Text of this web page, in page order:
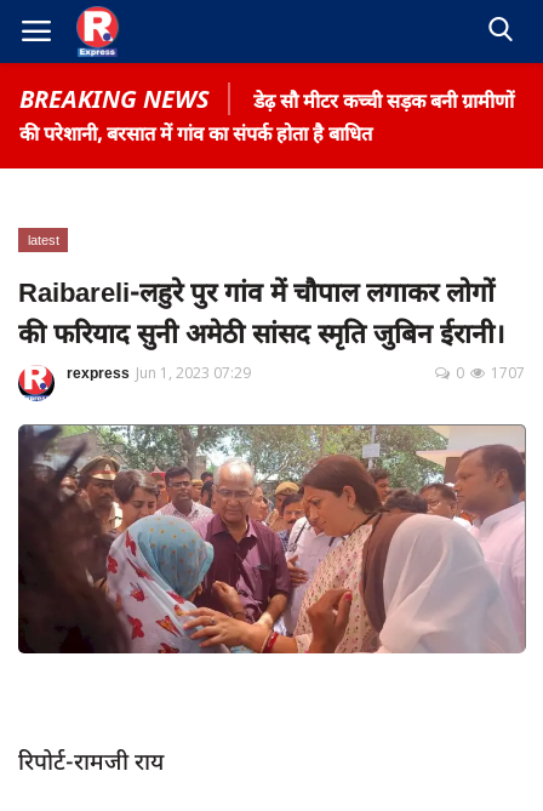
BREAKING NEWS
डेढ़ सौ मीटर कच्ची सड़क बनी ग्रामीणों
की परेशानी, बरसात में गांव का संपर्क होता है बाधित
Contact
Terms & Conditions
रोजगार समाचार
About US
Privacy Policy
App verify
राजनीति
latest
Raibareli-लहुरे पुर गांव में चौपाल लगाकर लोगों
की फरियाद सुनी अमेठी सांसद स्मृति जुबिन ईरानी।
rexpress Jun 1, 2023 07:29 1707
0
रिपोर्ट-रामजी राय